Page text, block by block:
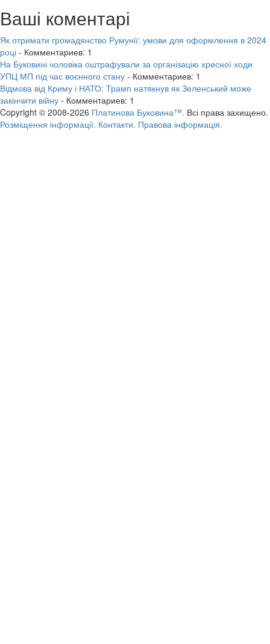
Ваші коментарі
Як отримати громадянство Румунії: умови для оформлення в 2024
році - Комментариев: 1
На Буковині чоловіка оштрафували за організацію хресної ходи
УПЦ МП під час воєнного стану - Комментариев: 1
Відмова від Криму і НАТО: Трамп натякнув як Зеленський може
закінчити війну - Комментариев: 1
Copyright © 2008-2026 Платинова Буковина™. Всі права захищено.
Розміщення інформації. Контакти. Правова інформація.